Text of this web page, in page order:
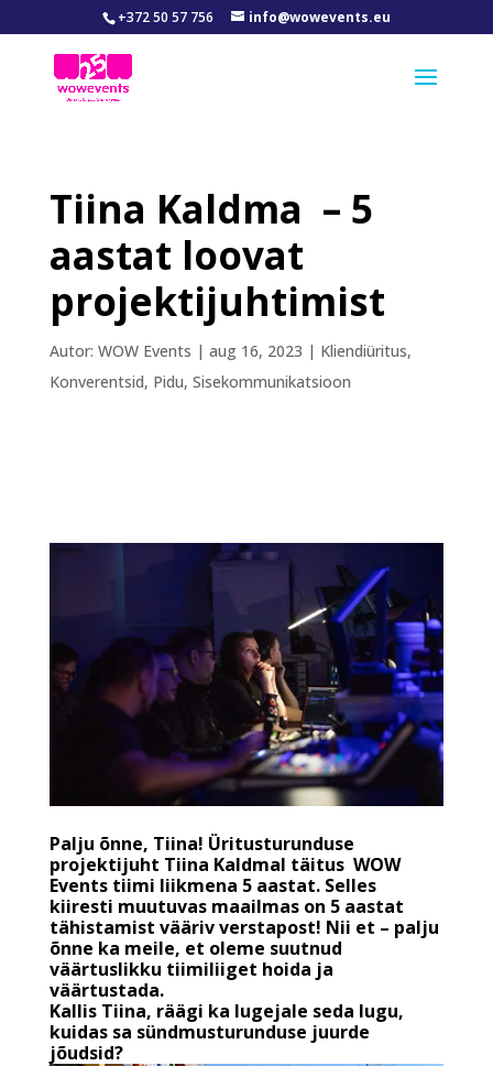
+372 50 57 756 info@wowevents.eu
Tiina Kaldma – 5
aastat loovat
projektijuhtimist
Autor: WOW Events | aug 16, 2023 | Kliendiüritus,
Konverentsid, Pidu, Sisekommunikatsioon
Palju õnne, Tiina! Üritusturunduse
projektijuht Tiina Kaldmal täitus WOW
Events tiimi liikmena 5 aastat. Selles
kiiresti muutuvas maailmas on 5 aastat
tähistamist vääriv verstapost! Nii et – palju
õnne ka meile, et oleme suutnud
väärtuslikku tiimiliiget hoida ja
väärtustada.
Kallis Tiina, räägi ka lugejale seda lugu,
kuidas sa sündmusturunduse juurde
jõudsid?